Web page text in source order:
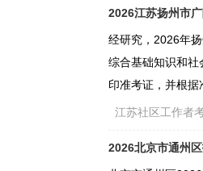
2026江苏扬州市
经研究，2026年
综合基础知识和社
印准考证，并根据
江苏社区工作者
2026北京市通州